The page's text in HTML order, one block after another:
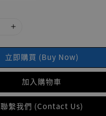
立即購買 (Buy Now)
加入購物車
聯繫我們 (Contact Us)